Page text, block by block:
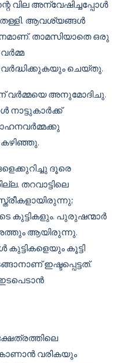
വില അന്വേഷിച്ചപ്പോൾ
തള്ളി. ആവശ്യങ്ങൾ
താമസിയാതെ ഒരു
ചെയ്തു.
വർമ്മയെ അനുമോദിചു.
നാട്ടുകാർക്ക്
കഴിഞ്ഞു.
ദൂരെ
തറവാട്ടിലെ
പുരുഷന്മാർ
ആയിരുന്നു.
കുട്ടികളെയും കൂട്ടി
ഇഷ്ടപ്പെട്ടത്.
വരികയും